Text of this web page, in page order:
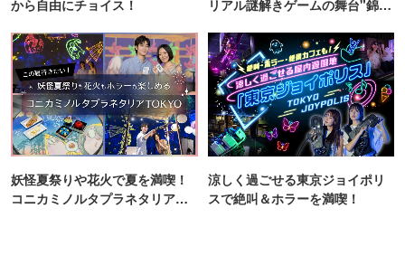
から自由にチョイス！
リアル謎解きゲームの舞台"錦糸
妖怪夏祭りや花火で夏を満喫！
コニカミノルタプラネタリア
涼しく過ごせる東京ジョイポリ
スで絶叫＆ホラーを満喫！